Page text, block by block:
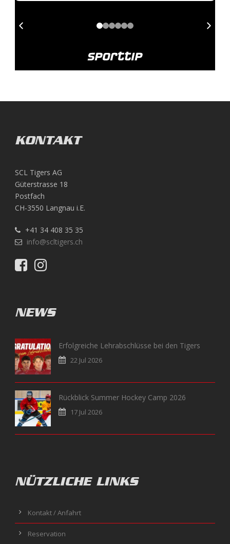
KONTAKT
SCL Tigers AG
Güterstrasse 18
Postfach
CH-3550 Langnau i.E.
+41 34 408 35 35
info@scltigers.ch
NEWS
Erfolgreiche Lehrabschlüsse bei den Tigers
22 Jul 2026
Rückblick Summer Hockey Camp 2026
17 Jul 2026
NÜTZLICHE LINKS
Kontakt / Anfahrt
Reservation